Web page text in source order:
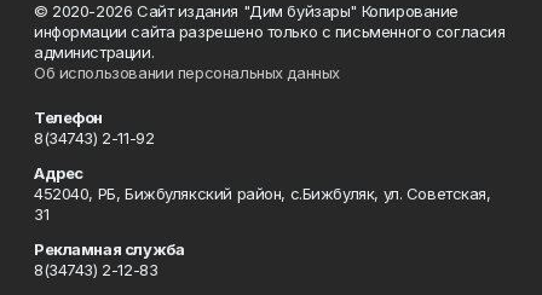
© 2020-2026 Сайт издания "Дим буйзары" Копирование
информации сайта разрешено только с письменного согласия
администрации.
Об использовании персональных данных
Телефон
8(34743) 2-11-92
Адрес
452040, РБ, Бижбулякский район, с.Бижбуляк, ул. Советская,
31
Рекламная служба
8(34743) 2-12-83